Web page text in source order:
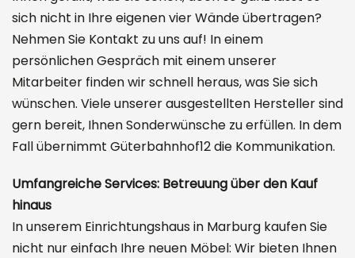
sich nicht in Ihre eigenen vier Wände übertragen?
Nehmen Sie Kontakt zu uns auf! In einem
persönlichen Gespräch mit einem unserer
Mitarbeiter finden wir schnell heraus, was Sie sich
wünschen. Viele unserer ausgestellten Hersteller sind
gern bereit, Ihnen Sonderwünsche zu erfüllen. In dem
Fall übernimmt Güterbahnhof12 die Kommunikation.
Umfangreiche Services: Betreuung über den Kauf
hinaus
In unserem Einrichtungshaus in Marburg kaufen Sie
nicht nur einfach Ihre neuen Möbel: Wir bieten Ihnen